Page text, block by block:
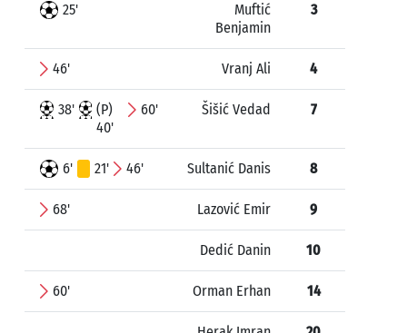
25'
Muftić
Benjamin
3
46' Vranj Ali 4
38'
(P)
40'
60' Šišić Vedad 7
6' 21' 46' Sultanić Danis 8
68' Lazović Emir 9
Dedić Danin 10
60' Orman Erhan 14